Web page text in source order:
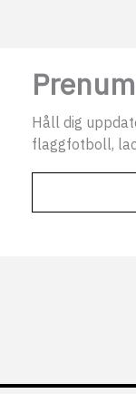
Håll dig
flaggfotboll,